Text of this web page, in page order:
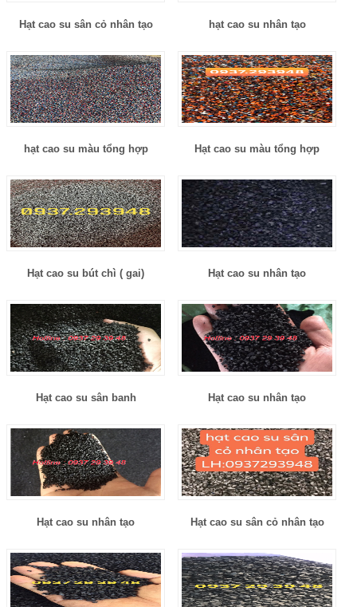
Hạt cao su sân cỏ nhân tạo hạt cao su nhân tạo
hạt cao su màu tổng hợp Hạt cao su màu tổng hợp
Hạt cao su bút chì ( gai) Hạt cao su nhân tạo
Hạt cao su sân banh Hạt cao su nhân tạo
Hạt cao su nhân tạo Hạt cao su sân cỏ nhân tạo